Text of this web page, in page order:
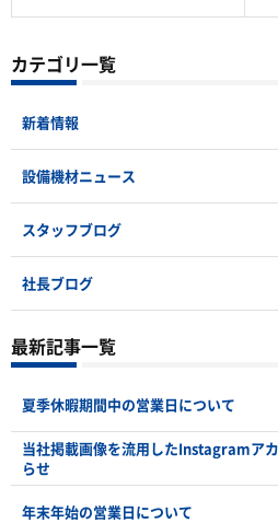
カテゴリ一覧
新着情報
設備機材ニュース
スタッフブログ
社長ブログ
最新記事一覧
夏季休暇期間中の営業日について
当社掲載画像を流用したInstagramア
らせ
年末年始の営業日について